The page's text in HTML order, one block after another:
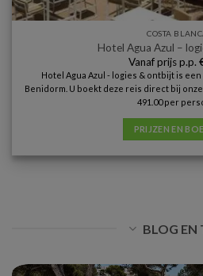
COSTA
Hotel Agua Azul –
Vanaf prijs p.p.
Hotel Agua Azul - logies & ontbijt is
Benidorm. U boekt deze reis direct bij
491.00 per
PRIJZEN EN
BLOG EN